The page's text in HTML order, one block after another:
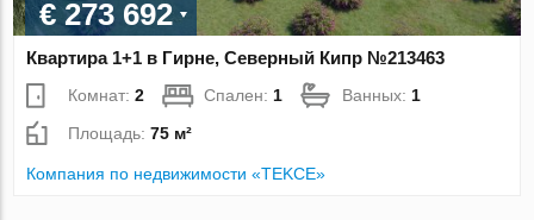
€ 273 692
Квартира 1+1 в Гирне, Северный Кипр №213463
Комнат:2 Спален: 1 Ванных: 1
Площадь:75 м²
Компания по недвижимости «TEKCE»